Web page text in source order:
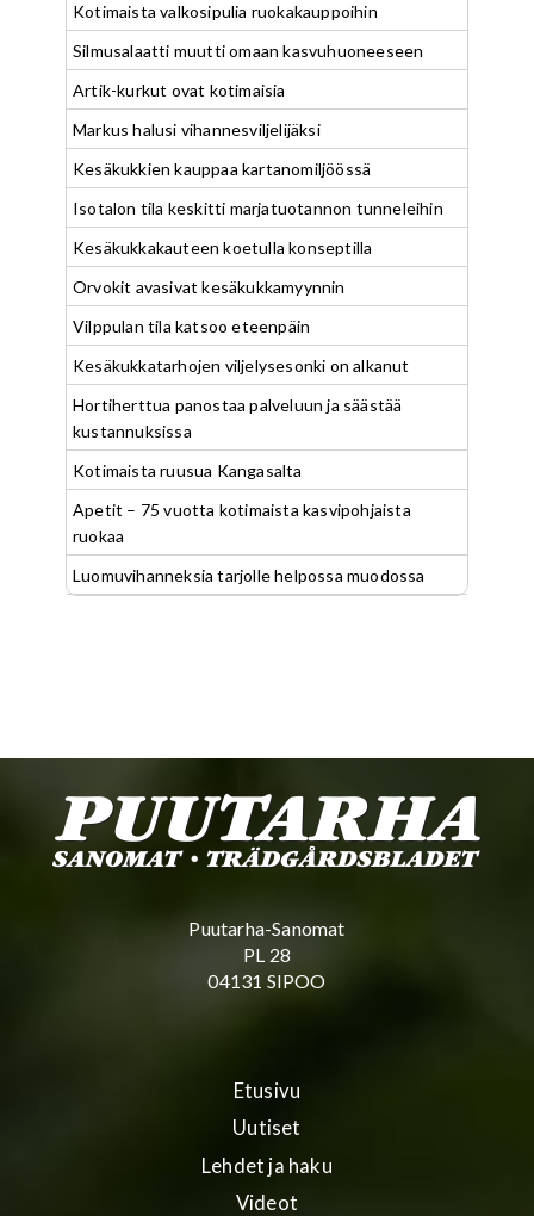
Kotimaista valkosipulia ruokakauppoihin
Silmusalaatti muutti omaan kasvuhuoneeseen
Artik-kurkut ovat kotimaisia
Markus halusi vihannesviljelijäksi
Kesäkukkien kauppaa kartanomiljöössä
Isotalon tila keskitti marjatuotannon tunneleihin
Kesäkukkakauteen koetulla konseptilla
Orvokit avasivat kesäkukkamyynnin
Vilppulan tila katsoo eteenpäin
Kesäkukkatarhojen viljelysesonki on alkanut
Hortiherttua panostaa palveluun ja säästää
kustannuksissa
Kotimaista ruusua Kangasalta
Apetit – 75 vuotta kotimaista kasvipohjaista
ruokaa
Luomuvihanneksia tarjolle helpossa muodossa
Puutarha-Sanomat
PL 28
04131 SIPOO
Etusivu
Uutiset
Lehdet ja haku
Videot